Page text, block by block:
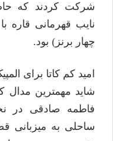
شرکت کردند که
چهار برنز) بود.
امید کم کاتا برای
فاطمه صادقی در
ساحلی به میزبانی